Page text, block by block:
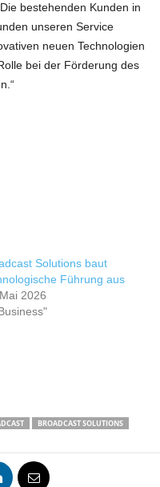
bestehenden Kunden in
unseren Service
neuen Technologien
bei der Förderung des
Solutions baut
Führung aus
2026
BROADCAST SOLUTIONS